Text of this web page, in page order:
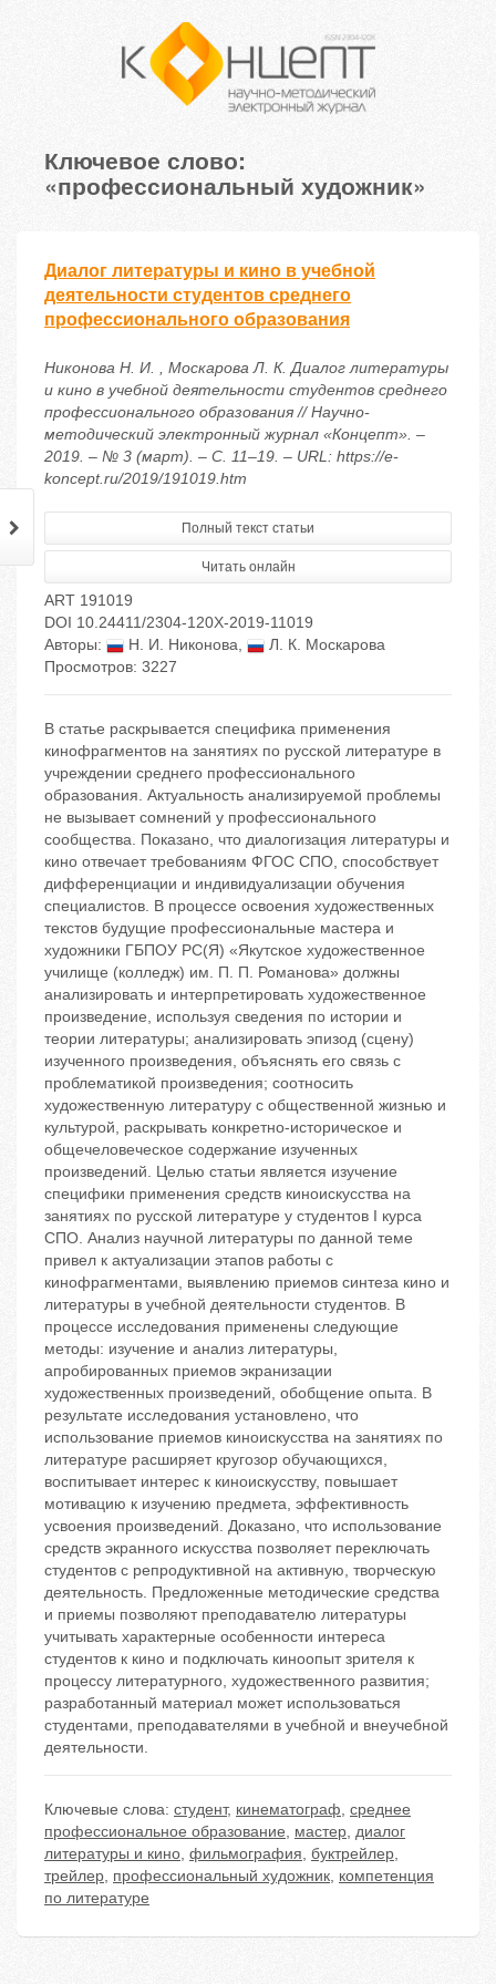
Ключевое слово:
«профессиональный художник»
Диалог литературы и кино в учебной
деятельности студентов среднего
профессионального образования
Никонова Н. И. , Москарова Л. К. Диалог литературы
и кино в учебной деятельности студентов среднего
профессионального образования // Научно-
методический электронный журнал «Концепт». –
2019. – № 3 (март). – С. 11–19. – URL: https://e-
koncept.ru/2019/191019.htm
Полный текст статьи
Читать онлайн
ART 191019
DOI 10.24411/2304-120X-2019-11019
Авторы:
Н. И. Никонова,
Л. К. Москарова
Просмотров: 3227
В статье раскрывается специфика применения
кинофрагментов на занятиях по русской литературе в
учреждении среднего профессионального
образования. Актуальность анализируемой проблемы
не вызывает сомнений у профессионального
сообщества. Показано, что диалогизация литературы и
кино отвечает требованиям ФГОС СПО, способствует
дифференциации и индивидуализации обучения
специалистов. В процессе освоения художественных
текстов будущие профессиональные мастера и
художники ГБПОУ РС(Я) «Якутское художественное
училище (колледж) им. П. П. Романова» должны
анализировать и интерпретировать художественное
произведение, используя сведения по истории и
теории литературы; анализировать эпизод (сцену)
изученного произведения, объяснять его связь с
проблематикой произведения; соотносить
художественную литературу с общественной жизнью и
культурой, раскрывать конкретно-историческое и
общечеловеческое содержание изученных
произведений. Целью статьи является изучение
специфики применения средств киноискусства на
занятиях по русской литературе у студентов I курса
СПО. Анализ научной литературы по данной теме
привел к актуализации этапов работы с
кинофрагментами, выявлению приемов синтеза кино и
литературы в учебной деятельности студентов. В
процессе исследования применены следующие
методы: изучение и анализ литературы,
апробированных приемов экранизации
художественных произведений, обобщение опыта. В
результате исследования установлено, что
использование приемов киноискусства на занятиях по
литературе расширяет кругозор обучающихся,
воспитывает интерес к киноискусству, повышает
мотивацию к изучению предмета, эффективность
усвоения произведений. Доказано, что использование
средств экранного искусства позволяет переключать
студентов с репродуктивной на активную, творческую
деятельность. Предложенные методические средства
и приемы позволяют преподавателю литературы
учитывать характерные особенности интереса
студентов к кино и подключать киноопыт зрителя к
процессу литературного, художественного развития;
разработанный материал может использоваться
студентами, преподавателями в учебной и внеучебной
деятельности.
Ключевые слова: студент, кинематограф, среднее
профессиональное образование, мастер, диалог
литературы и кино, фильмография, буктрейлер,
трейлер, профессиональный художник, компетенция
по литературе